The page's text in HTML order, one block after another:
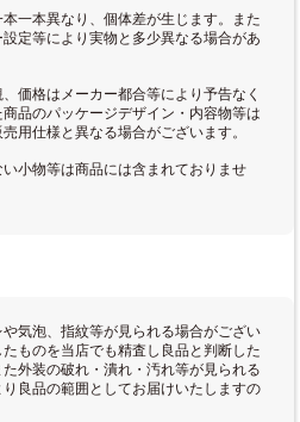
一本異なり、個体差が生じます。また
定等により実物と多少異なる場合があ
価格はメーカー都合等により予告なく
品のパッケージデザイン・内容物等は
用仕様と異なる場合がございます。
小物等は商品には含まれておりませ
気泡、指紋等が見られる場合がござい
ものを当店でも精査し良品と判断した
外装の破れ・潰れ・汚れ等が見られる
良品の範囲としてお届けいたしますの